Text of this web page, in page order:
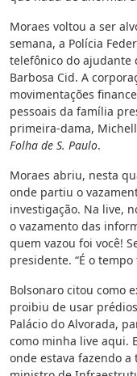
Moraes voltou a ser
semana, a Polícia
telefônico do ajudante
Barbosa Cid. A
movimentações
pessoais da família
primeira-dama,
Folha de S. Paulo.
Moraes abriu, nesta
onde partiu o
investigação. Na live,
o vazamento das
quem vazou foi você!
presidente. “É o
Bolsonaro citou como
proibiu de usar
Palácio do Alvorada,
como minha live aqui.
onde estava fazendo a